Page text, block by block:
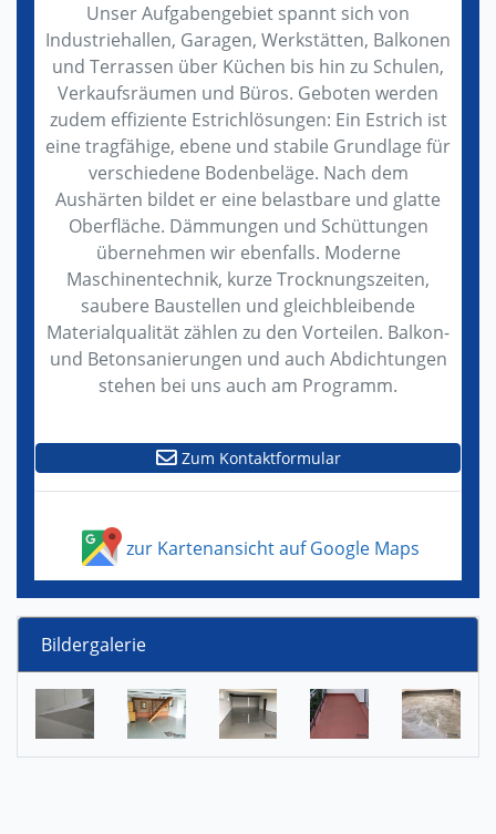
Unser Aufgabengebiet spannt sich von
Industriehallen, Garagen, Werkstätten, Balkonen
und Terrassen über Küchen bis hin zu Schulen,
Verkaufsräumen und Büros. Geboten werden
zudem effiziente Estrichlösungen: Ein Estrich ist
eine tragfähige, ebene und stabile Grundlage für
verschiedene Bodenbeläge. Nach dem
Aushärten bildet er eine belastbare und glatte
Oberfläche. Dämmungen und Schüttungen
übernehmen wir ebenfalls. Moderne
Maschinentechnik, kurze Trocknungszeiten,
saubere Baustellen und gleichbleibende
Materialqualität zählen zu den Vorteilen. Balkon-
und Betonsanierungen und auch Abdichtungen
stehen bei uns auch am Programm.
Zum Kontaktformular
zur Kartenansicht auf Google Maps
Bildergalerie